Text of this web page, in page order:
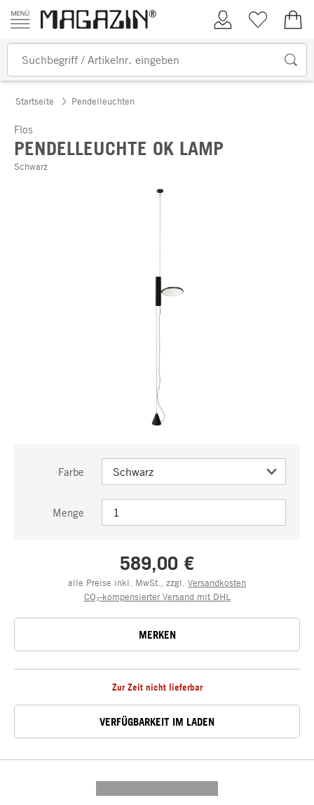
Zum Inhalt springen
Kundenkonto
Merkliste
Startseite Pendelleuchten
Flos
PENDELLEUCHTE OK LAMP
Schwarz
Farbe
Menge
589,00 €
alle Preise inkl. MwSt., zzgl. Versandkosten
CO₂-kompensierter Versand mit DHL
MERKEN
Zur Zeit nicht lieferbar
VERFÜGBARKEIT IM LADEN